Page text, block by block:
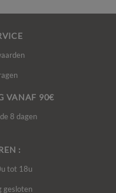
VANAF 90€
8 dagen
:
tot 18u
gesloten